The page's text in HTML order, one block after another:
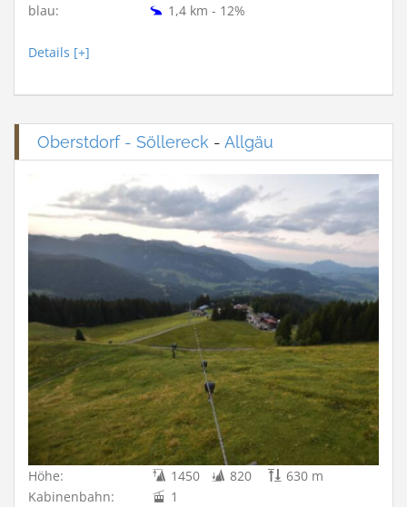
blau:
1,4 km - 12%
Details [+]
Oberstdorf - Söllereck - Allgäu
Höhe: 1450 820
630 m
Kabinenbahn:
1